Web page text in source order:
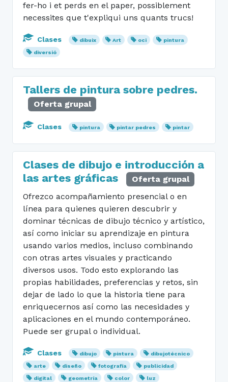
fer-ho i et perds en el paper, possiblement
necessites que t'expliqui uns quants trucs!
Clases dibuix Art oci
pintura
diversió
Tallers de pintura sobre pedres.
Oferta grupal
Clases pintura pintar pedres pintar
Clases de dibujo e introducción a
las artes gráficas
Oferta grupal
Ofrezco acompañamiento presencial o en
línea para quienes quieren descubrir y
dominar técnicas de dibujo técnico y artístico,
así como iniciar su aprendizaje en pintura
usando varios medios, incluso combinando
con otras artes visuales y practicando
diversos usos. Todo esto explorando las
propias habilidades, preferencias y retos, sin
dejar de lado lo que la historia tiene para
enriquecernos así como las necesidades y
aplicaciones en el mundo contemporáneo.
Puede ser grupal o individual.
Clases dibujo pintura
dibujotécnico
arte
diseño fotografía
publicidad
digital
geometría color
luz